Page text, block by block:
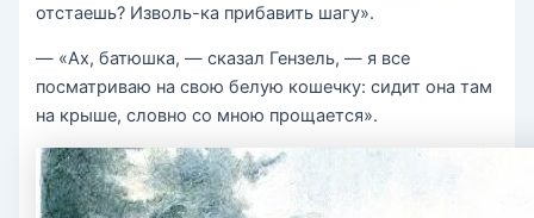
отстаешь? Изволь-ка прибавить шагу».
— «Ах, батюшка, — сказал Гензель, — я все
посматриваю на свою белую кошечку: сидит она там
на крыше, словно со мною прощается».